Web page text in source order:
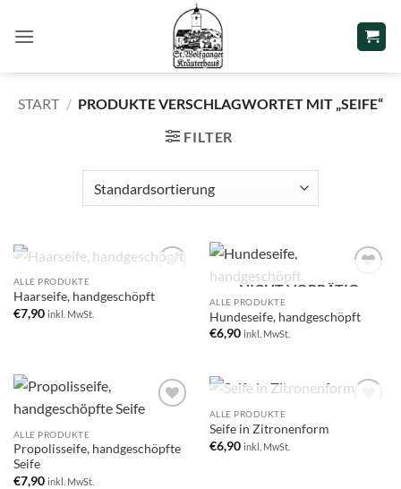
Inhalt
START / PRODUKTE VERSCHLAGWORTET MIT „SEIFE“
FILTER
wishlist
NICHT VORRÄTIG
ALLE PRODUKTE
Haarseife, handgeschöpft
€7,90 inkl. MwSt.
Add to
NICHT VORRÄTIG
ALLE PRODUKTE
Hundeseife, handgeschöpft
€6,90 inkl. MwSt.
ALLE PRODUKTE
Propolisseife, handgeschöpfte
Seife
€7,90 inkl. MwSt.
NICHT VORRÄTIG
ALLE PRODUKTE
Seife in Zitronenform
€6,90 inkl. MwSt.